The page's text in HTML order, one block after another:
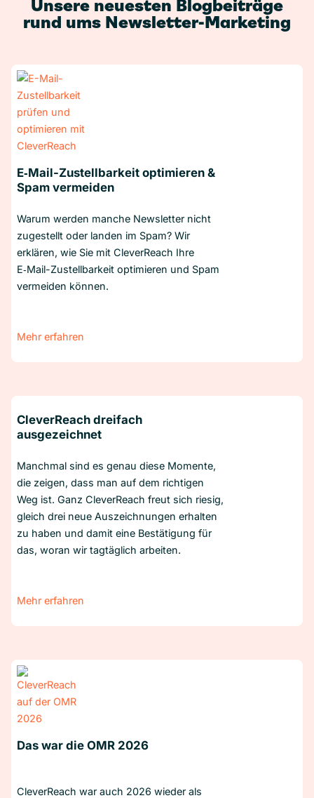
Unsere neuesten Blogbeiträge
rund ums Newsletter-Marketing
E‑Mail-Zustellbarkeit optimieren &
Spam vermeiden
Warum werden manche Newsletter nicht
zugestellt oder landen im Spam? Wir
erklären, wie Sie mit CleverReach Ihre
E‑Mail-Zustellbarkeit optimieren und Spam
vermeiden können.
Mehr erfahren
CleverReach dreifach
ausgezeichnet
Manchmal sind es genau diese Momente,
die zeigen, dass man auf dem richtigen
Weg ist. Ganz CleverReach freut sich riesig,
gleich drei neue Auszeichnungen erhalten
zu haben und damit eine Bestätigung für
das, woran wir tagtäglich arbeiten.
Mehr erfahren
Das war die OMR 2026
CleverReach war auch 2026 wieder als